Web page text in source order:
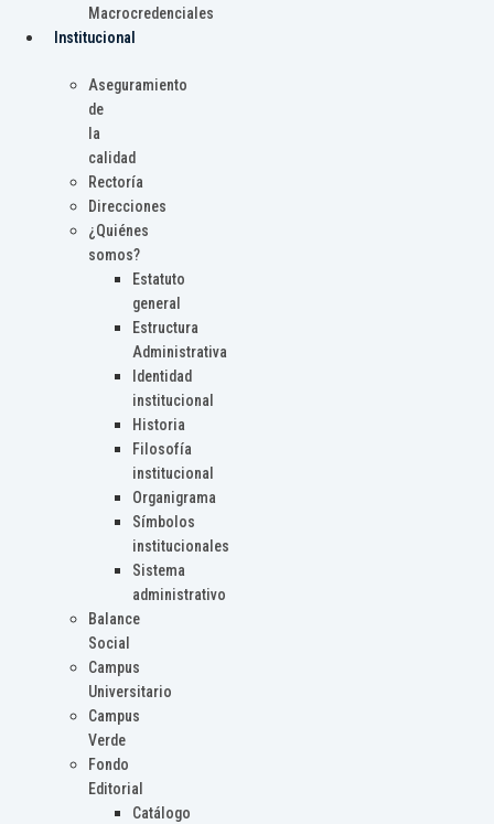
Macrocredenciales
Institucional
Aseguramiento
de
la
calidad
Rectoría
Direcciones
¿Quiénes
somos?
Estatuto
general
Estructura
Administrativa
Identidad
institucional
Historia
Filosofía
institucional
Organigrama
Símbolos
institucionales
Sistema
administrativo
Balance
Social
Campus
Universitario
Campus
Verde
Fondo
Editorial
Catálogo